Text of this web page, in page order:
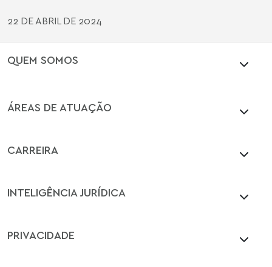
22 DE ABRIL DE 2024
QUEM SOMOS
ÁREAS DE ATUAÇÃO
CARREIRA
INTELIGÊNCIA JURÍDICA
PRIVACIDADE